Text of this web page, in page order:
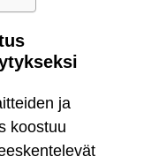
ja
koostuu